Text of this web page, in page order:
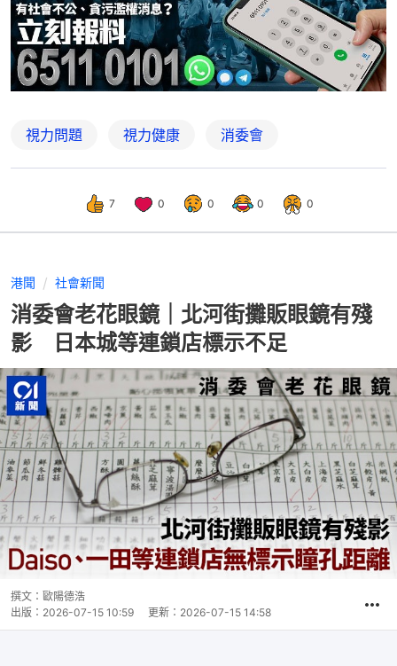
視力問題 視力健康 消委會
7 0 0 0 0
港聞 社會新聞
消委會老花眼鏡｜北河街攤販眼鏡有殘
影 日本城等連鎖店標示不足
撰文： 歐陽德浩
出版： 2026-07-15 10:59 更新： 2026-07-15 14:58